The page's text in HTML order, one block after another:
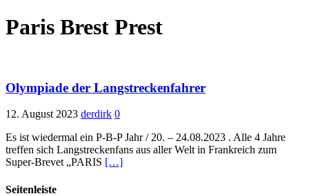
Paris Brest Prest
Olympiade der Langstreckenfahrer
12. August 2023 derdirk 0
Es ist wiedermal ein P-B-P Jahr / 20. – 24.08.2023 . Alle 4 Jahre
treffen sich Langstreckenfans aus aller Welt in Frankreich zum
Super-Brevet „PARIS […]
Seitenleiste